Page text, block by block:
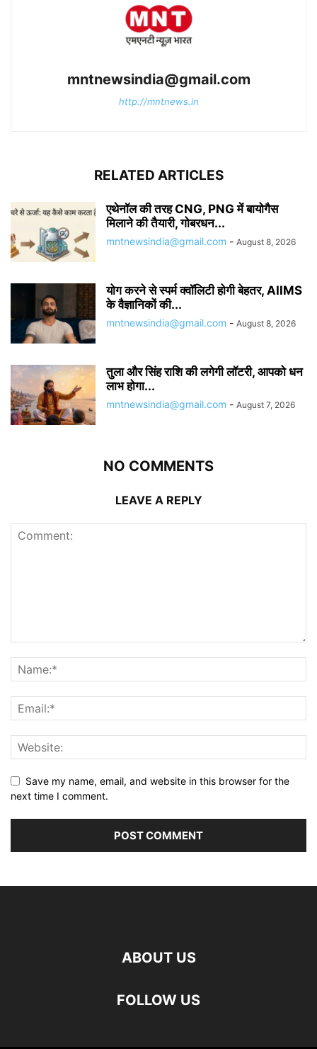
mntnewsindia@gmail.com
http://mntnews.in
RELATED ARTICLES
एथेनॉल की तरह CNG, PNG में बायोगैस
मिलाने की तैयारी, गोबरधन...
mntnewsindia@gmail.com - August 8, 2026
योग करने से स्पर्म क्वॉलिटी होगी बेहतर, AIIMS
के वैज्ञानिकों की...
mntnewsindia@gmail.com - August 8, 2026
तुला और सिंह राशि की लगेगी लॉटरी, आपको धन
लाभ होगा...
mntnewsindia@gmail.com - August 7, 2026
NO COMMENTS
LEAVE A REPLY
Save my name, email, and website in this browser for the
next time I comment.
ABOUT US
FOLLOW US